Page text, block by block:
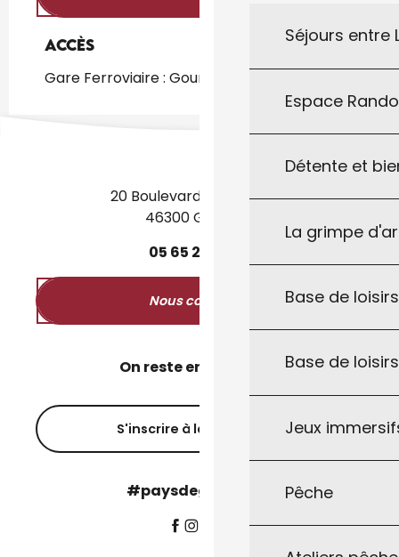
Séjours entre
Espace
Détente et
La grimpe
Base de
Base de
Jeux
Pêche
Accès
Accès
Gare Ferroviaire : Gourdon à 1km
20 Boulevard des Martyrs
46300 Gourdon
05 65 27
Nous contacter
On reste en contact ?
S'inscrire à la newsletter
#paysdegourdon !